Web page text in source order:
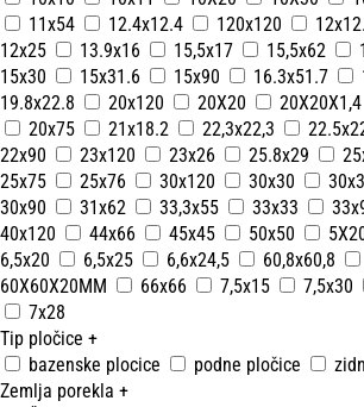
11x54
12.4x12.4 120x120
12x25
13.9x16 15,5x17 15,5x62
15x30
15x31.6 15x90 16.3x51.7
19.8x22.8
20x120 20X20 20X20X1,4
20x75
21x18.2 22,3x22,3
22x90
23x120 23x26 25.8x29
25x75
25x76 30x120 30x30
30x90
31x62 33,3x55 33x33
40x120
44x66 45x45 50x50
6,5x20
6,5x25 6,6x24,5 60,8x60,8
60X60X20MM
66x66 7,5x15 7,5x30
7x28
Tip pločice +
bazenske plocice
podne pločice
Zemlja porekla +